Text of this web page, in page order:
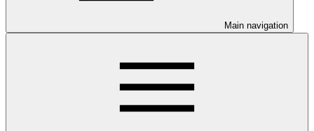
Main navigation